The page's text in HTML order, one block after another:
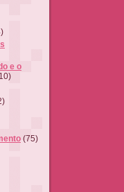
e o
(75)